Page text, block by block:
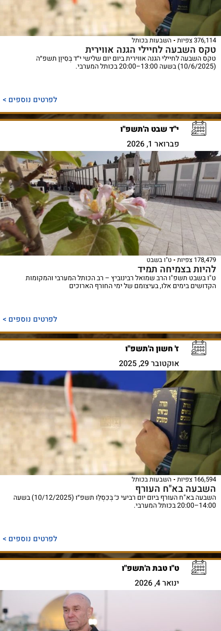
376,114 צפיות השבעות בכותל
טקס השבעה לחיילי הגנה אווירית
טקס השבעה לחיילי הגנה אווירית ביום יום שלישי י״ד בְּסִיוָן תשפ״ה
(10/6/2025) בשעה 13:00–20:00 בכותל המערבי.
לפרטים נוספים >
י"ד שבט ה'תשפ"ו
פברואר 1, 2026
178,479 צפיות ט"ו בשבט
להיות בצמיחה תמיד
ט"ו בשבט תשפ"ו הרב שמואל רבינוביץ – רב הכותל המערבי והמקומות
הקדושים בימים אלו, בעיצומם של ימי החורף הארוכים
לפרטים נוספים >
ז' חשון ה'תשפ"ו
אוקטובר 29, 2025
166,594 צפיות השבעות בכותל
השבעה בא"ח העורף
השבעה בא"ח העורף ביום יום רביעי כ׳ בְּכִסְלֵו תשפ״ו (10/12/2025) בשעה
14:00–20:00 בכותל המערבי.
לפרטים נוספים >
ט"ו טבת ה'תשפ"ו
ינואר 4, 2026